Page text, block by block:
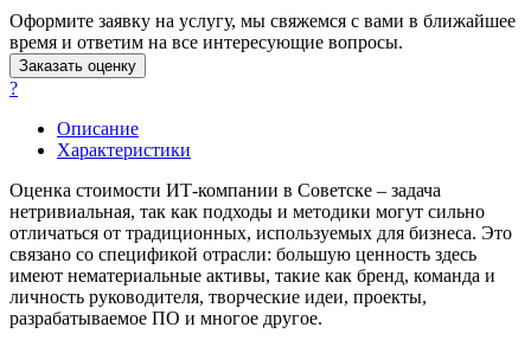
Оформите заявку на услугу, мы свяжемся с вами в ближайшее
время и ответим на все интересующие вопросы.
Заказать оценку
?
Описание
Характеристики
Оценка стоимости ИТ-компании в Советске – задача
нетривиальная, так как подходы и методики могут сильно
отличаться от традиционных, используемых для бизнеса. Это
связано со спецификой отрасли: большую ценность здесь
имеют нематериальные активы, такие как бренд, команда и
личность руководителя, творческие идеи, проекты,
разрабатываемое ПО и многое другое.
Арзамас
Архангельск
Асбест
Астрахань
Ачинск
Аша
Баймак
Балабаново
Балаково
Балашиха